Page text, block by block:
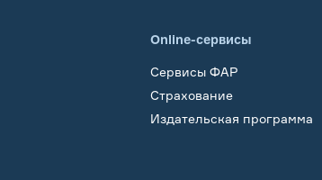
Online-сервисы
Сервисы ФАР
Страхование
Издательская программа